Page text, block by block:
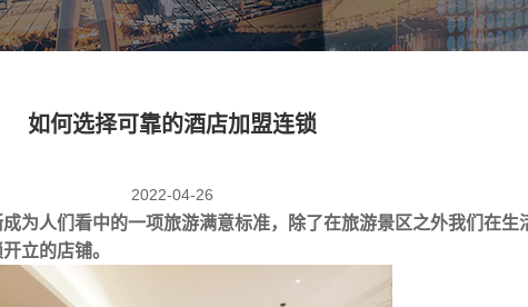
如何选择可靠的酒店加盟连锁
2022-04-26
为人们看中的一项旅游满意标准，除了在旅游景区之外我们在
开立的店铺。